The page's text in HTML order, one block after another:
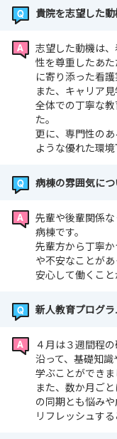
貴院を志望した
志望した動機は
性を尊重したあ
に寄り添った看
また、キャリア
全体での丁寧な
た。
更に、専門性の
ような優れた環
病棟の雰囲気に
先輩や後輩関係
病棟です。
先輩方から丁寧
や不安なことが
安心して働くこと
新人教育プログ
４月は３週間程
沿って、基礎知
学ぶことができま
また、数か月ご
の同期とも悩み
リフレッシュする